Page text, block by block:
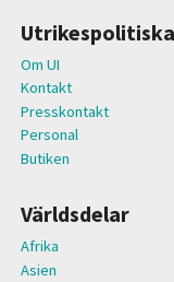
Om UI
Kontakt
Presskontakt
Personal
Butiken
Världsdelar
Afrika
Asien